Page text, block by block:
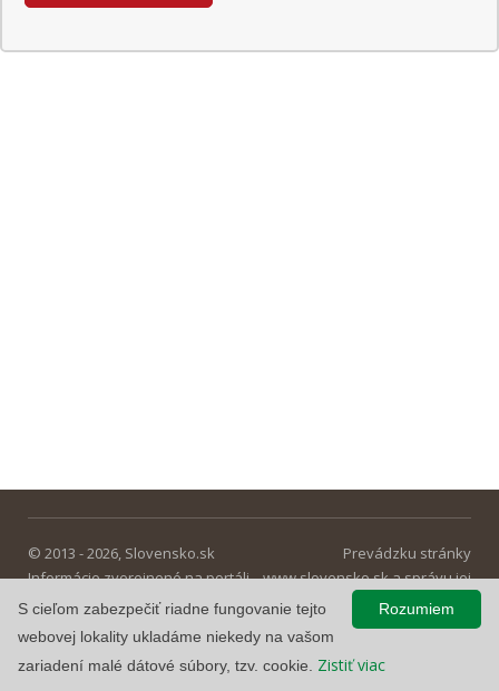
© 2013 - 2026, Slovensko.sk
Informácie zverejnené na portáli
majú informatívny charakter.
Prevádzku stránky
www.slovensko.sk a správu jej
obsahu zabezpečuje
Národná agentúra pre sieťové a
Rozumiem
S cieľom zabezpečiť riadne fungovanie tejto
webovej lokality ukladáme niekedy na vašom
zariadení malé dátové súbory, tzv. cookie. Zistiť viac